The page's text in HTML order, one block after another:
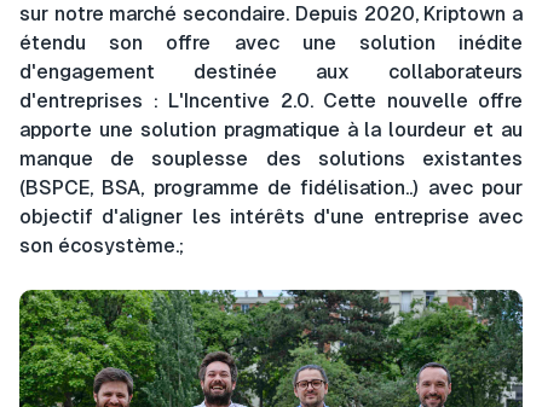
sur notre marché secondaire. Depuis 2020, Kriptown a
étendu son offre avec une solution inédite
d'engagement destinée aux collaborateurs
d'entreprises : L'Incentive 2.0. Cette nouvelle offre
apporte une solution pragmatique à la lourdeur et au
manque de souplesse des solutions existantes
(BSPCE, BSA, programme de fidélisation..) avec pour
objectif d'aligner les intérêts d'une entreprise avec
son écosystème.;